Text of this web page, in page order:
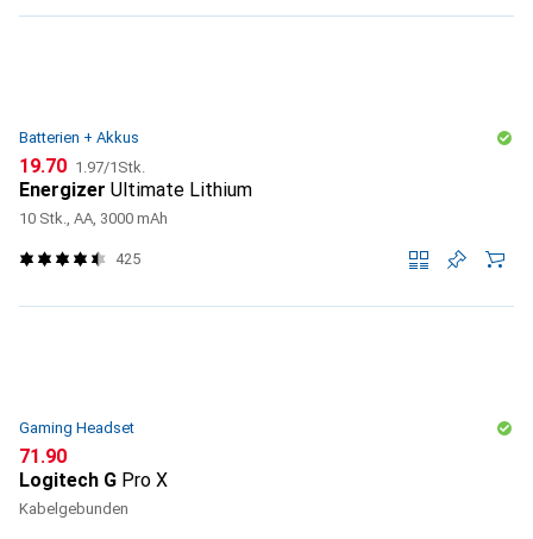
Batterien + Akkus
CHF
19.70 CHF
1.97/1Stk.
Energizer Ultimate Lithium
10 Stk., AA, 3000 mAh
425
Gaming Headset
CHF
71.90
Logitech G Pro X
Kabelgebunden